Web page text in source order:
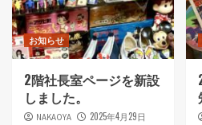
お知らせ
2階社長室ページを新設
しました。
NAKAOYA 2025年4月29日